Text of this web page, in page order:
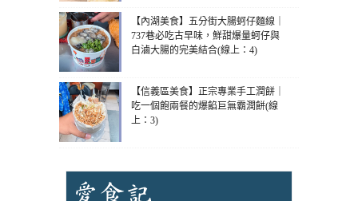
【內湖美食】五分街大腸蚵仔麵線｜
737巷必吃古早味，鮮甜爆量蚵仔與
白滷大腸的完美結合(線上：4)
【信義區美食】正宗專業手工潤餅｜
吃一個飽兩餐的爆餡巨無霸潤餅(線
上：3)